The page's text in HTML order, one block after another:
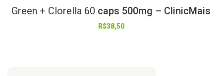
Green + Clorella 60 caps 500mg – ClinicMais
R$38,50